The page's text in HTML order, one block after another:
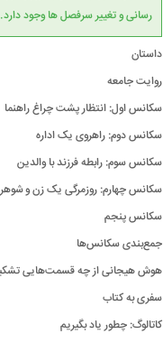
رسانی و تغییر سرفصل ها وجود دارد.
داستان
روایت جامعه
سکانس اول: انتظار پشت چراغ راهنما
سکانس دوم: راهروی یک اداره
سکانس سوم: رابطه فرزند با والدین
سکانس چهارم: روزمرگی یک زن و
سکانس پنجم
جمع‌بندی سکانس‌ها
هوش هیجانی از چه قسمت‌هایی
سفری به کتاب
کاتالوگ: چطور یاد بگیریم